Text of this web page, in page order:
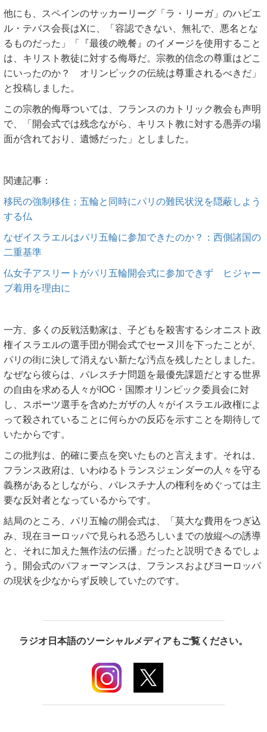
他にも、スペインのサッカーリーグ「ラ・リーガ」のハビエ
ル・テバス会長はXに、「容認できない、無礼で、悪名とな
るものだった」「『最後の晩餐』のイメージを使用すること
は、キリスト教徒に対する侮辱だ。宗教的信念の尊重はどこ
にいったのか？ オリンピックの伝統は尊重されるべきだ」
と投稿しました。
この宗教的侮辱ついては、フランスのカトリック教会も声明
で、「開会式では残念ながら、キリスト教に対する愚弄の場
面が含れており、遺憾だった」としました。
関連記事：
移民の強制移住；五輪と同時にパリの難民状況を隠蔽しよう
する仏
なぜイスラエルはパリ五輪に参加できたのか？：西側諸国の
二重基準
仏女子アスリートがパリ五輪開会式に参加できず ヒジャー
ブ着用を理由に
一方、多くの反戦活動家は、子どもを殺害するシオニスト政
権イスラエルの選手団が開会式でセーヌ川を下ったことが、
パリの街に決して消えない新たな汚点を残したとしました。
なぜなら彼らは、パレスチナ問題を最優先課題だとする世界
の自由を求める人々がIOC・国際オリンピック委員会に対
し、スポーツ選手を含めたガザの人々がイスラエル政権によ
って殺されていることに何らかの反応を示すことを期待して
いたからです。
この批判は、的確に要点を突いたものと言えます。それは、
フランス政府は、いわゆるトランスジェンダーの人々を守る
義務があるとしながら、パレスチナ人の権利をめぐっては主
要な反対者となっているからです。
結局のところ、パリ五輪の開会式は、「莫大な費用をつぎ込
み、現在ヨーロッパで見られる恐ろしいまでの放縦への誘導
と、それに加えた無作法の伝播」だったと説明できるでしょ
う。開会式のパフォーマンスは、フランスおよびヨーロッパ
の現状を少なからず反映していたのです。
ラジオ日本語のソーシャルメディアもご覧ください。